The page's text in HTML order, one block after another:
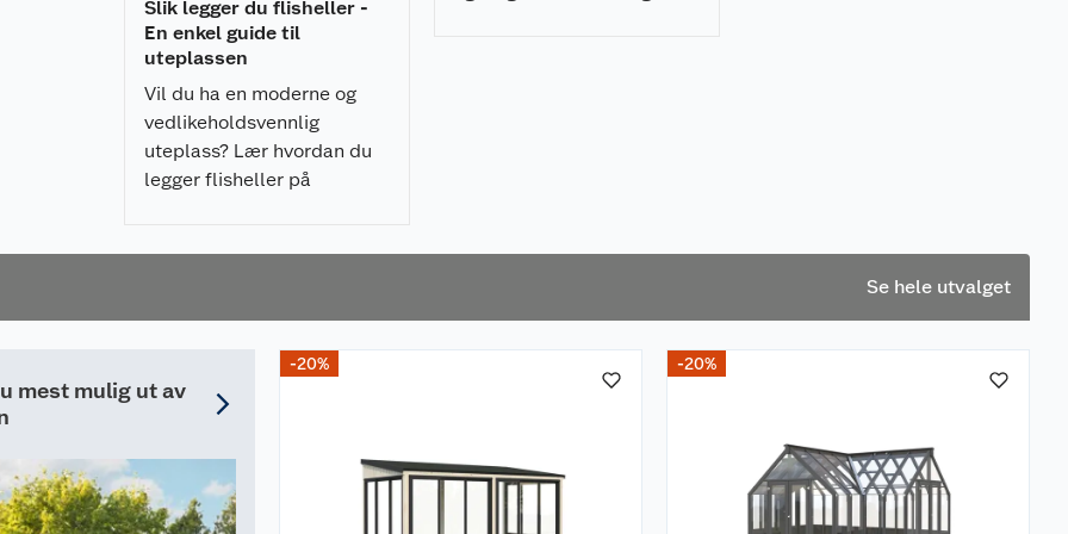
en helt tett dør.
åpning og lukking.
Slik legger du flisheller -
En enkel guide til
uteplassen
Vil du ha en moderne og
vedlikeholdsvennlig
uteplass? Lær hvordan du
legger flisheller på
Se hele utvalget
mest mulig ut av
-20% -20%